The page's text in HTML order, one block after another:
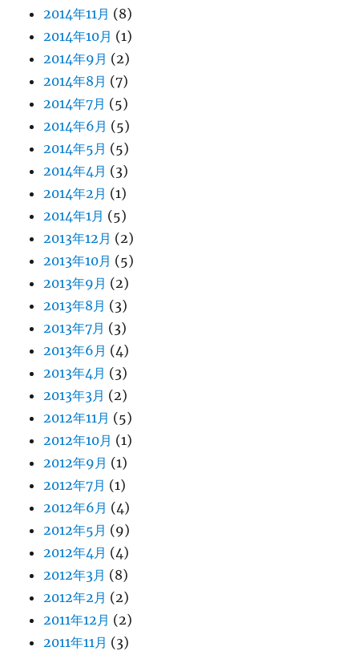
2014年11月 (8)
2014年10月 (1)
2014年9月 (2)
2014年8月 (7)
2014年7月 (5)
2014年6月 (5)
2014年5月 (5)
2014年4月 (3)
2014年2月 (1)
2014年1月 (5)
2013年12月 (2)
2013年10月 (5)
2013年9月 (2)
2013年8月 (3)
2013年7月 (3)
2013年6月 (4)
2013年4月 (3)
2013年3月 (2)
2012年11月 (5)
2012年10月 (1)
2012年9月 (1)
2012年7月 (1)
2012年6月 (4)
2012年5月 (9)
2012年4月 (4)
2012年3月 (8)
2012年2月 (2)
2011年12月 (2)
2011年11月 (3)